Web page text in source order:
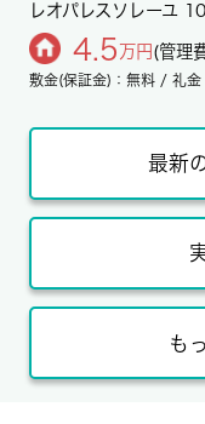
レオパレスソレーユ
4.5 万円 (管理
敷金(保証金)：無料 / 礼金
最新
も